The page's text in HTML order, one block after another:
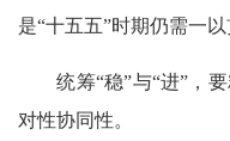
是“十五五”时期仍需一
统筹“稳”与“进”，要
对性协同性。